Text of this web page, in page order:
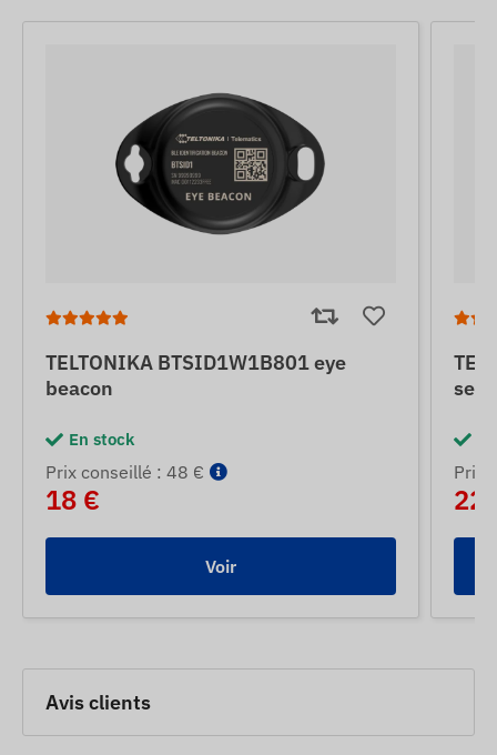
TELTONIKA BTSID1W1B801 eye
beacon
En stock
Prix ​​conseillé : 48 €
18 €
Voir
Prix
22
Avis clients